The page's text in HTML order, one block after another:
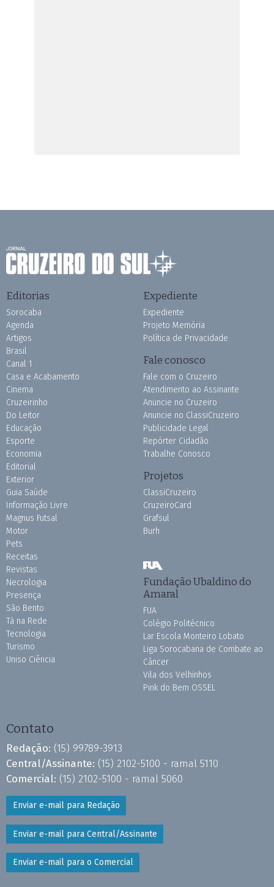
Editorias
Sorocaba
Agenda
Artigos
Brasil
Canal 1
Casa e Acabamento
Cinema
Cruzeirinho
Do Leitor
Educação
Esporte
Economia
Editorial
Exterior
Guia Saúde
Informação Livre
Magnus Futsal
Motor
Pets
Receitas
Revistas
Necrologia
Presença
São Bento
Tá na Rede
Tecnologia
Turismo
Uniso Ciência
Expediente
Expediente
Projeto Memória
Política de Privacidade
Fale conosco
Fale com o Cruzeiro
Atendimento ao Assinante
Anuncie no Cruzeiro
Anuncie no ClassiCruzeiro
Publicidade Legal
Repórter Cidadão
Trabalhe Conosco
Projetos
ClassiCruzeiro
CruzeiroCard
Grafsul
Burh
Fundação Ubaldino do
Amaral
FUA
Colégio Politécnico
Lar Escola Monteiro Lobato
Liga Sorocabana de Combate ao
Câncer
Vila dos Velhinhos
Pink do Bem OSSEL
Contato
Redação: (15) 99789-3913
Central/Assinante: (15) 2102-5100 - ramal 5110
Comercial: (15) 2102-5100 - ramal 5060
Enviar e-mail para Redação
Enviar e-mail para Central/Assinante
Enviar e-mail para o Comercial